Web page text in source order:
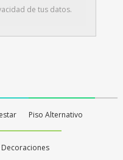
de tus datos.
Piso Alternativo
Decoraciones